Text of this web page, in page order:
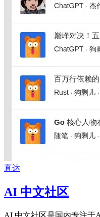
直达
AI 中文社区
AI 中文社区是国内专注于